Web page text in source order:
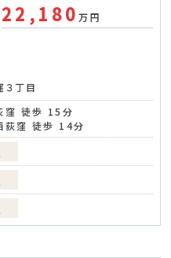
22,180万円
丁目
窪 徒歩 15分
荻窪 徒歩 14分